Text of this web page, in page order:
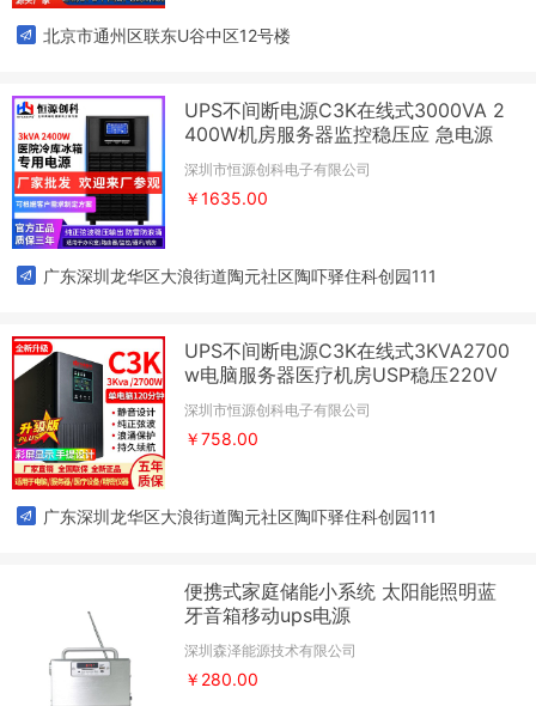
北京市通州区联东U谷中区12号楼
UPS不间断电源C3K在线式3000VA 2
400W机房服务器监控稳压应 急电源
深圳市恒源创科电子有限公司
￥1635.00
广东深圳龙华区大浪街道陶元社区陶吓驿住科创园111
UPS不间断电源C3K在线式3KVA2700
w电脑服务器医疗机房USP稳压220V
深圳市恒源创科电子有限公司
￥758.00
广东深圳龙华区大浪街道陶元社区陶吓驿住科创园111
便携式家庭储能小系统 太阳能照明蓝
牙音箱移动ups电源
深圳森泽能源技术有限公司
￥280.00